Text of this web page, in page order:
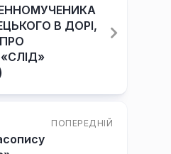
В ДОРІ,
ПОПЕРЕДНІЙ